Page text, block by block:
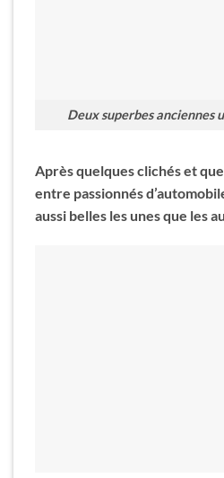
Deux superbes anciennes
Après quelques clichés et
entre passionnés
aussi belles les unes que les